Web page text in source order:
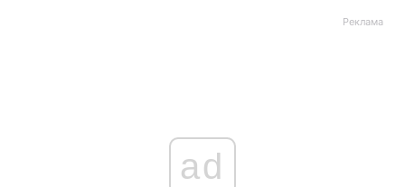
Реклама
ad